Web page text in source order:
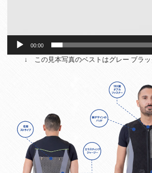
00:00
↓ この見本写真のベストはグレー ブラッ